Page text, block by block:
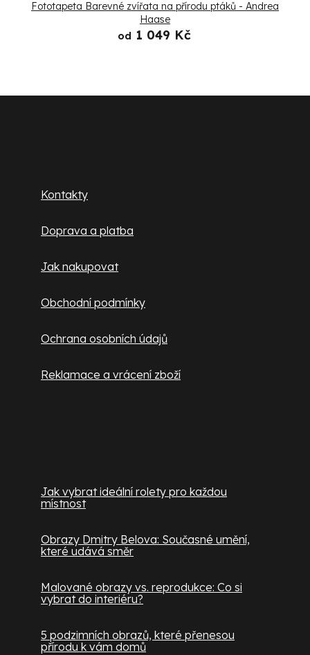
Fototapeta Barevné zvířata na přírodu ptáků - Andrea
Haase
od 1 049 Kč
Kontakty
Doprava a platba
Jak nakupovat
Obchodní podmínky
Ochrana osobních údajů
Reklamace a vrácení zboží
Jak vybrat ideální rolety pro každou
místnost
Obrazy Dmitry Belova: Současné umění,
které udává směr
Malované obrazy vs. reprodukce: Co si
vybrat do interiéru?
5 podzimních obrazů, které přenesou
přírodu k vám domů